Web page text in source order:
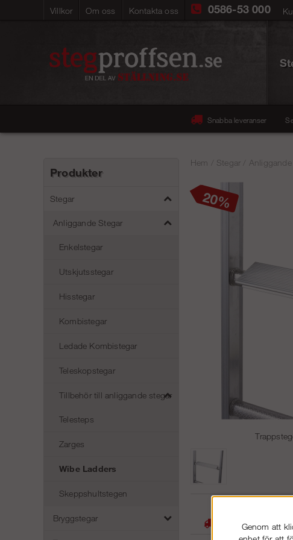
Villkor Om oss Kontakta oss 0586-53 000
Snabba leveranser
Produkter
Stegar
Anliggande Stegar
Enkelstegar
Utskjutsstegar
Hisstegar
Kombistegar
Ledade Kombistegar
Teleskopstegar
Tillbehör till anliggande stegar
Telesteps
Zarges
Wibe Ladders
Skeppshultstegen
Bryggstegar
Hem Stegar
20
Stora lager -
Genom att